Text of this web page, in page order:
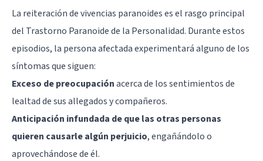
La reiteración de vivencias paranoides es el rasgo principal
del Trastorno Paranoide de la Personalidad. Durante estos
episodios, la persona afectada experimentará alguno de los
síntomas que siguen:
Exceso de preocupaciónacerca de los sentimientos de
lealtad de sus allegados y compañeros.
Anticipación infundada de que las otras personas
quieren causarle algún perjuicio, engañándolo o
aprovechándose de él.